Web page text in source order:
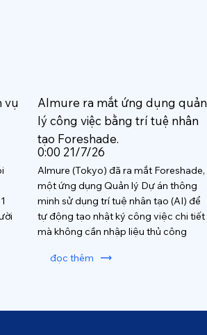
vụ
Almure ra mắt ứng dụng quản
lý công việc bằng trí tuệ nhân
tạo Foreshade.
0:00 21/7/26
Almure (Tokyo) đã ra mắt Foreshade,
một ứng dụng Quản lý Dự án thông
minh sử dụng trí tuệ nhân tạo (AI) để
tự động tạo nhật ký công việc chi tiết
mà không cần nhập liệu thủ công
đọc thêm